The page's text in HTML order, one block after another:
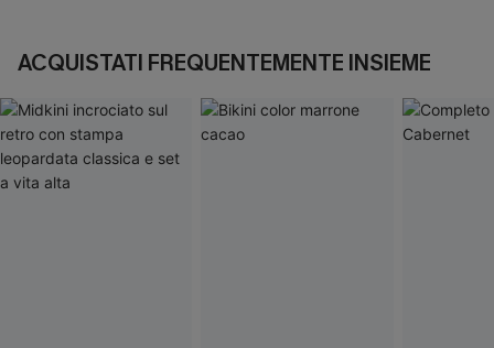
ACQUISTATI FREQUENTEMENTE INSIEME